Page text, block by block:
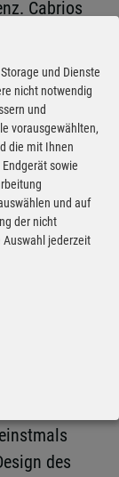
Cabrios
sind sie
gibt
Boxster
das zeigt
pur.
den Fahrer
bei
des
und Dienste
nicht notwendig
und
vorausgewählten,
die mit Ihnen
sowie
und auf
der nicht
Auswahl jederzeit